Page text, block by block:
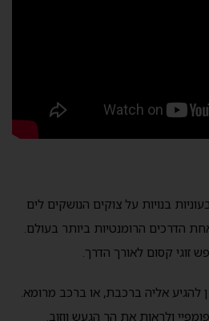
בנויות על צוקים הנושקים לים
הדרכים הרומנטיות ביותר בעולם.
זוגי קסום לאורך הדרך.
להגיע אליה ברכבת, או ברכב מרומא.
ולראות את הר הגעש ווזוב.